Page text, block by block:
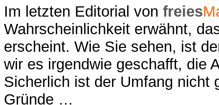
Im letzten Editorial von freies
Wahrscheinlichkeit erwähnt,
erscheint. Wie Sie sehen, ist
wir es irgendwie geschafft, die
Sicherlich ist der Umfang nicht
Gründe …